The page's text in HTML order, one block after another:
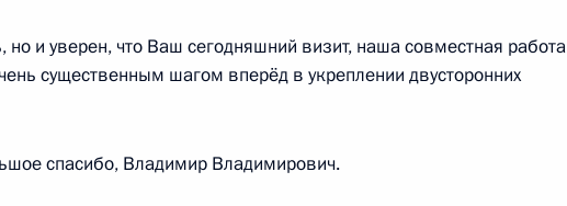
но и уверен, что Ваш сегодняшний визит, наша совместная работа
существенным шагом вперёд в укреплении двусторонних
спасибо, Владимир Владимирович.